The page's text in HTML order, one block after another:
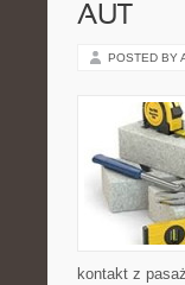
AUT
POSTED BY
kontakt z